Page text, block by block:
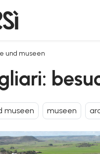
und museen
der unesco-
museen museen